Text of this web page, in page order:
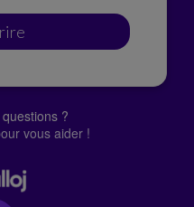
?
vous aider !